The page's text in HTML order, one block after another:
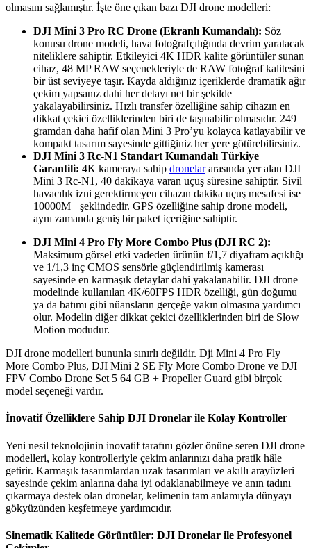
olmasını sağlamıştır. İşte öne çıkan bazı DJI drone modelleri:
DJI Mini 3 Pro RC Drone (Ekranlı Kumandalı): Söz
konusu drone modeli, hava fotoğrafçılığında devrim yaratacak
niteliklere sahiptir. Etkileyici 4K HDR kalite görüntüler sunan
cihaz, 48 MP RAW seçenekleriyle de RAW fotoğraf kalitesini
bir üst seviyeye taşır. Kayda aldığınız içeriklerde dramatik ağır
çekim yapsanız dahi her detayı net bir şekilde
yakalayabilirsiniz. Hızlı transfer özelliğine sahip cihazın en
dikkat çekici özelliklerinden biri de taşınabilir olmasıdır. 249
gramdan daha hafif olan Mini 3 Pro’yu kolayca katlayabilir ve
kompakt tasarım sayesinde gittiğiniz her yere götürebilirsiniz.
DJI Mini 3 Rc-N1 Standart Kumandalı Türkiye
Garantili: 4K kameraya sahip dronelararasında yer alan DJI
Mini 3 Rc-N1, 40 dakikaya varan uçuş süresine sahiptir. Sivil
havacılık izni gerektirmeyen cihazın dakika uçuş mesafesi ise
10000M+ şeklindedir. GPS özelliğine sahip drone modeli,
aynı zamanda geniş bir paket içeriğine sahiptir.
DJI Mini 4 Pro Fly More Combo Plus (DJI RC 2):
Maksimum görsel etki vadeden ürünün f/1,7 diyafram açıklığı
ve 1/1,3 inç CMOS sensörle güçlendirilmiş kamerası
sayesinde en karmaşık detaylar dahi yakalanabilir. DJI drone
modelinde kullanılan 4K/60FPS HDR özelliği, gün doğumu
ya da batımı gibi nüansların gerçeğe yakın olmasına yardımcı
olur. Modelin diğer dikkat çekici özelliklerinden biri de Slow
Motion modudur.
DJI drone modelleri bununla sınırlı değildir. Dji Mini 4 Pro Fly
More Combo Plus, DJI Mini 2 SE Fly More Combo Drone ve DJI
FPV Combo Drone Set 5 64 GB + Propeller Guard gibi birçok
model seçeneği vardır.
İnovatif Özelliklere Sahip DJI Dronelar ile Kolay Kontroller
Yeni nesil teknolojinin inovatif tarafını gözler önüne seren DJI drone
modelleri, kolay kontrolleriyle çekim anlarınızı daha pratik hâle
getirir. Karmaşık tasarımlardan uzak tasarımları ve akıllı arayüzleri
sayesinde çekim anlarına daha iyi odaklanabilmeye ve anın tadını
çıkarmaya destek olan dronelar, kelimenin tam anlamıyla dünyayı
gökyüzünden keşfetmeye yardımcıdır.
Sinematik Kalitede Görüntüler: DJI Dronelar ile Profesyonel